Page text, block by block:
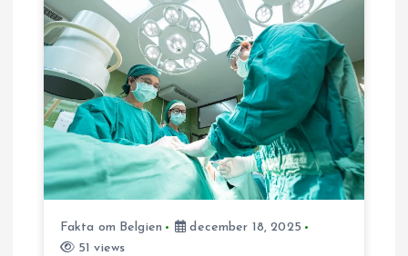
s
n
a
v
Fakta om Belgien
december 18, 2025
51 views